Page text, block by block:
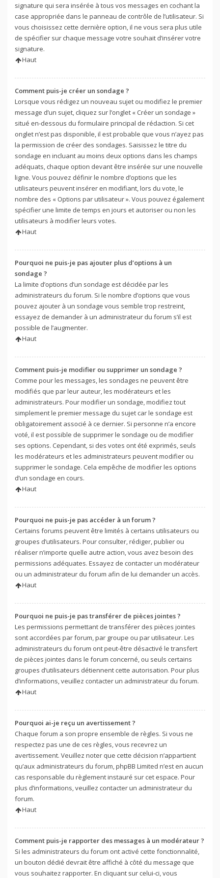
signature qui sera insérée à tous vos messages en cochant la
case appropriée dans le panneau de contrôle de l’utilisateur. Si
vous choisissez cette dernière option, il ne vous sera plus utile
de spécifier sur chaque message votre souhait d’insérer votre
signature.
Haut
Comment puis-je créer un sondage ?
Lorsque vous rédigez un nouveau sujet ou modifiez le premier
message d’un sujet, cliquez sur l’onglet « Créer un sondage »
situé en-dessous du formulaire principal de rédaction. Si cet
onglet n’est pas disponible, il est probable que vous n’ayez pas
la permission de créer des sondages. Saisissez le titre du
sondage en incluant au moins deux options dans les champs
adéquats, chaque option devant être insérée sur une nouvelle
ligne. Vous pouvez définir le nombre d’options que les
utilisateurs peuvent insérer en modifiant, lors du vote, le
nombre des « Options par utilisateur ». Vous pouvez également
spécifier une limite de temps en jours et autoriser ou non les
utilisateurs à modifier leurs votes.
Haut
Pourquoi ne puis-je pas ajouter plus d’options à un
sondage ?
La limite d’options d’un sondage est décidée par les
administrateurs du forum. Si le nombre d’options que vous
pouvez ajouter à un sondage vous semble trop restreint,
essayez de demander à un administrateur du forum s’il est
possible de l’augmenter.
Haut
Comment puis-je modifier ou supprimer un sondage ?
Comme pour les messages, les sondages ne peuvent être
modifiés que par leur auteur, les modérateurs et les
administrateurs. Pour modifier un sondage, modifiez tout
simplement le premier message du sujet car le sondage est
obligatoirement associé à ce dernier. Si personne n’a encore
voté, il est possible de supprimer le sondage ou de modifier
ses options. Cependant, si des votes ont été exprimés, seuls
les modérateurs et les administrateurs peuvent modifier ou
supprimer le sondage. Cela empêche de modifier les options
d’un sondage en cours.
Haut
Pourquoi ne puis-je pas accéder à un forum ?
Certains forums peuvent être limités à certains utilisateurs ou
groupes d’utilisateurs. Pour consulter, rédiger, publier ou
réaliser n’importe quelle autre action, vous avez besoin des
permissions adéquates. Essayez de contacter un modérateur
ou un administrateur du forum afin de lui demander un accès.
Haut
Pourquoi ne puis-je pas transférer de pièces jointes ?
Les permissions permettant de transférer des pièces jointes
sont accordées par forum, par groupe ou par utilisateur. Les
administrateurs du forum ont peut-être désactivé le transfert
de pièces jointes dans le forum concerné, ou seuls certains
groupes d’utilisateurs détiennent cette autorisation. Pour plus
d’informations, veuillez contacter un administrateur du forum.
Haut
Pourquoi ai-je reçu un avertissement ?
Chaque forum a son propre ensemble de règles. Si vous ne
respectez pas une de ces règles, vous recevrez un
avertissement. Veuillez noter que cette décision n’appartient
qu’aux administrateurs du forum, phpBB Limited n’est en aucun
cas responsable du règlement instauré sur cet espace. Pour
plus d’informations, veuillez contacter un administrateur du
forum.
Haut
Comment puis-je rapporter des messages à un modérateur ?
Si les administrateurs du forum ont activé cette fonctionnalité,
un bouton dédié devrait être affiché à côté du message que
vous souhaitez rapporter. En cliquant sur celui-ci, vous